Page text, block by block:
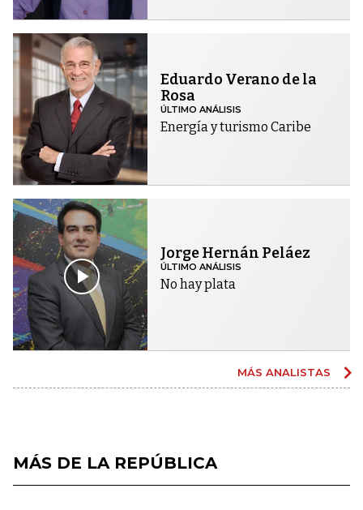
Eduardo Verano de la
Rosa
ÚLTIMO ANÁLISIS
Energía y turismo Caribe
Jorge Hernán Peláez
ÚLTIMO ANÁLISIS
No hay plata
MÁS ANALISTAS
MÁS DE LA REPÚBLICA